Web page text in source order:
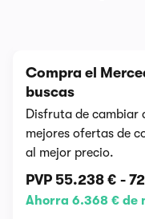
Compra el
buscas
Disfruta de cambiar
mejores ofertas de
al mejor precio.
PVP 55.238 € -
Ahorra 6.368 € de